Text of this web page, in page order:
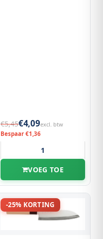
€5,45€4,09excl. btw
Bespaar €1,36
VOEG TOE
-25% KORTING